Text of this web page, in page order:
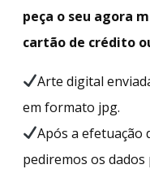
peça o seu agora
cartão de crédito
Arte digital
em formato jpg.
Após a efetuação
pediremos os